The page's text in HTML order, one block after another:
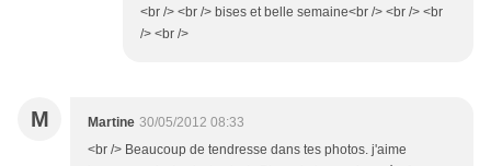
<br /> <br /> bises et belle semaine<br /> <br /> <br
/> <br />
M Martine 30/05/2012 08:33
<br /> Beaucoup de tendresse dans tes photos. j'aime